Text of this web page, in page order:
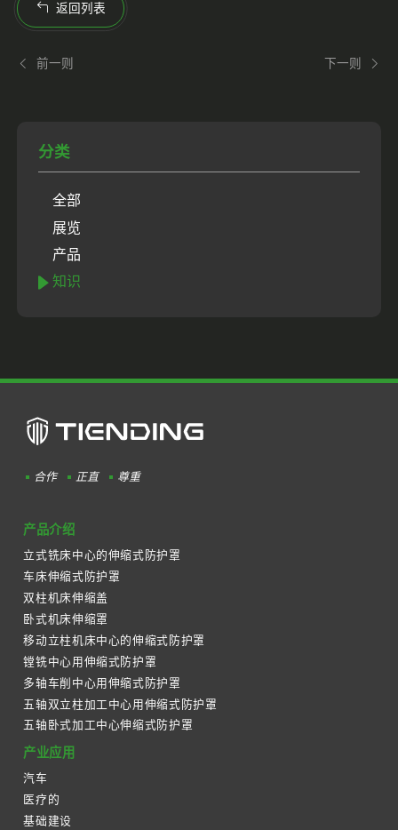
返回列表
前一则 下一则
分类
全部
展览
产品
知识
合作 正直 尊重
产品介绍
立式铣床中心的伸缩式防护罩
车床伸缩式防护罩
双柱机床伸缩盖
卧式机床伸缩罩
移动立柱机床中心的伸缩式防护罩
镗铣中心用伸缩式防护罩
多轴车削中心用伸缩式防护罩
五轴双立柱加工中心用伸缩式防护罩
五轴卧式加工中心伸缩式防护罩
产业应用
汽车
医疗的
基础建设